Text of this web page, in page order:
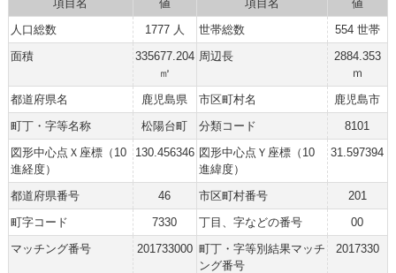
項目名 値 項目名
値
人口総数
1777 人 世帯総数
554 世帯
面積
335677.204
㎡
周辺長
2884.353
ｍ
都道府県名
鹿児島県 市区町村名
鹿児島市
町丁・字等名称
松陽台町 分類コード
8101
図形中心点Ｘ座標（10
進経度）
130.456346 図形中心点Ｙ座標（10
進緯度）
31.597394
都道府県番号 46 市区町村番号
201
町字コード
7330 丁目、字などの番号
00
マッチング番号
201733000 町丁・字等別結果マッチ
ング番号
2017330